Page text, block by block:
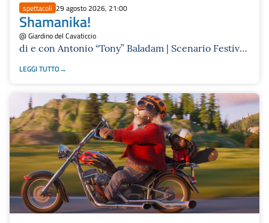
spettacoli 29 agosto 2026, 21:00
Shamanika!
@ Giardino del Cavaticcio
di e con Antonio “Tony” Baladam | Scenario Festival
LEGGI TUTTO